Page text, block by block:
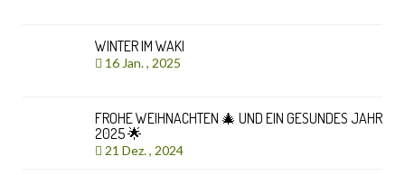
WINTER IM WAKI
16 Jan. , 2025
FROHE WEIHNACHTEN 🎄 UND EIN GESUNDES JAHR
2025 🌟
21 Dez. , 2024